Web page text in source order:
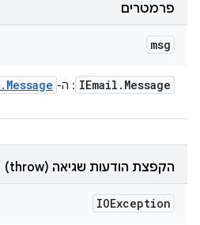
פרמטרים
msg
IEmail . Message : ה- . Message
הקפצת הודעות שגיאה (throw)
IOException